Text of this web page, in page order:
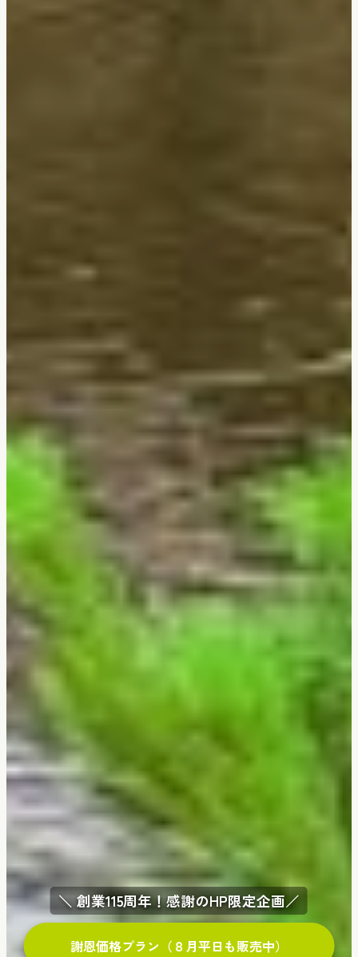
＼ 創業115周年！感謝のHP限定企画／
謝恩価格プラン（８月平日も販売中）